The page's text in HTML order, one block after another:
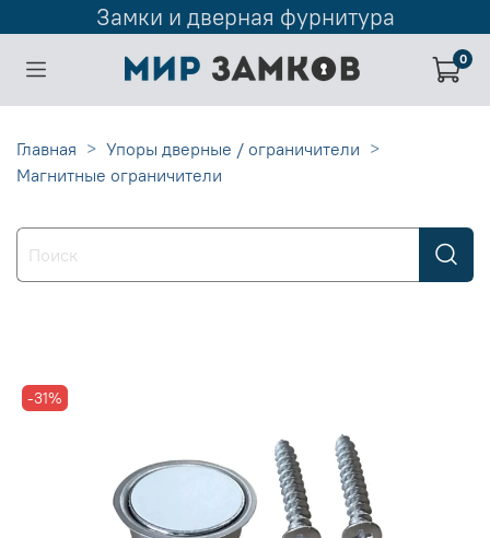
Замки и дверная фурнитура
0
Главная
Упоры дверные / ограничители
Магнитные ограничители
-31%